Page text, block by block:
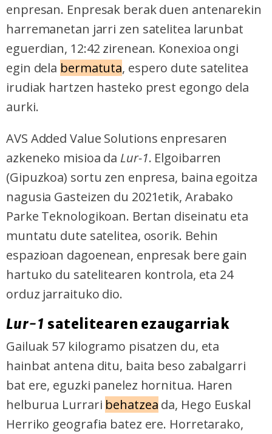
enpresan. Enpresak berak duen antenarekin
harremanetan jarri zen satelitea larunbat
eguerdian, 12:42 zirenean. Konexioa ongi
egin dela bermatuta, espero dute satelitea
irudiak hartzen hasteko prest egongo dela
aurki.
AVS Added Value Solutions enpresaren
azkeneko misioa da Lur-1. Elgoibarren
(Gipuzkoa) sortu zen enpresa, baina egoitza
nagusia Gasteizen du 2021etik, Arabako
Parke Teknologikoan. Bertan diseinatu eta
muntatu dute satelitea, osorik. Behin
espazioan dagoenean, enpresak bere gain
hartuko du satelitearen kontrola, eta 24
orduz jarraituko dio.
Lur-1 satelitearen ezaugarriak
Gailuak 57 kilogramo pisatzen du, eta
hainbat antena ditu, baita beso zabalgarri
bat ere, eguzki panelez hornitua. Haren
helburua Lurrari behatzea da, Hego Euskal
Herriko geografia batez ere. Horretarako,